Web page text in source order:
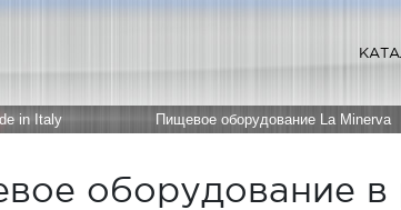
in Italy Пищевое оборудование La Minerva
оборудование